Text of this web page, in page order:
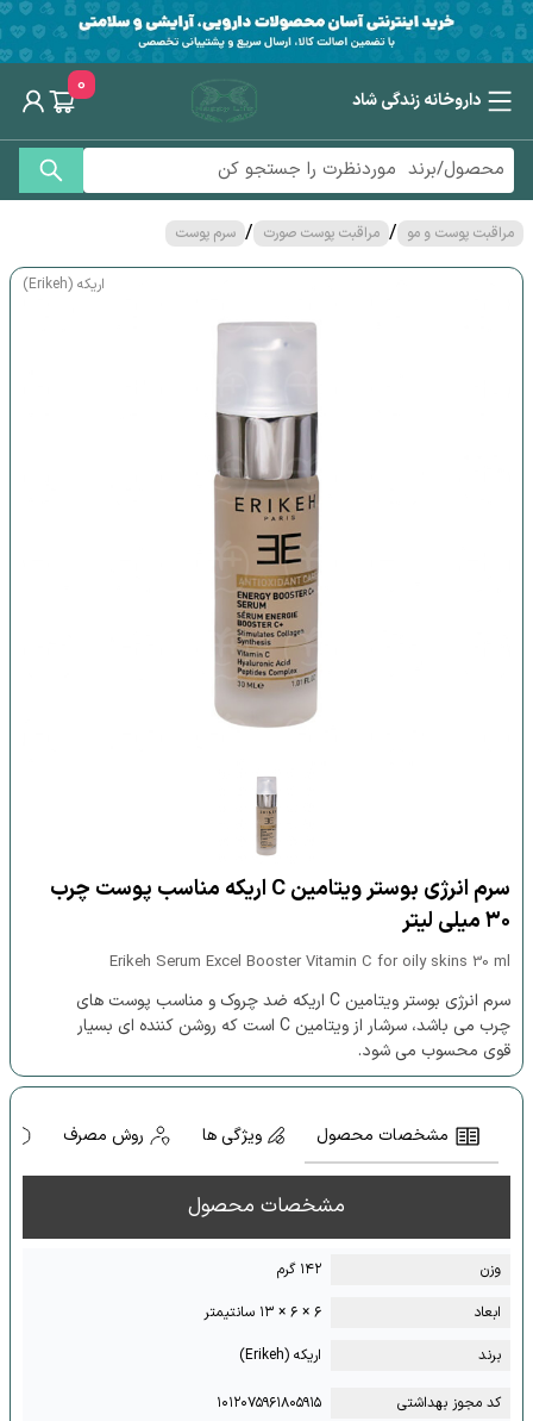
داروخانه زندگی شاد
0
مراقبت پوست و مو / مراقبت پوست صورت / سرم پوست
اریکه (Erikeh)
سرم انرژی بوستر ویتامین C اریکه مناسب پوست چرب
۳۰ میلی لیتر
Erikeh Serum Excel Booster Vitamin C for oily skins 30 ml
سرم انرژی بوستر ویتامین C اریکه ضد چروک و مناسب پوست های
چرب می باشد، سرشار از ویتامین C است که روشن کننده ای بسیار
قوی محسوب می شود.
مشخصات محصول ویژگی ها روش مصرف
مشخصات محصول
وزن
۱۴۲ گرم
ابعاد
۶ × ۶ × ۱۳ سانتیمتر
برند
اریکه (Erikeh)
کد مجوز بهداشتی ۱۰۱۲۰۷۵۹۶۱۸۰۵۹۱۵